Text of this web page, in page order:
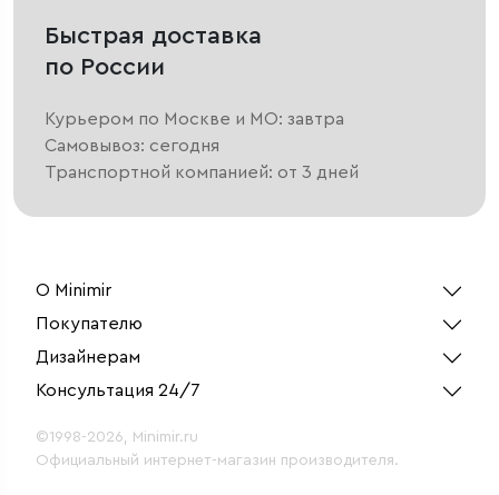
Быстрая доставка
по России
Курьером по Москве и МО: завтра
Самовывоз: сегодня
Транспортной компанией: от 3 дней
О Minimir
Покупателю
Дизайнерам
Консультация 24/7
©1998-2026, Minimir.ru
Официальный интернет-магазин производителя.